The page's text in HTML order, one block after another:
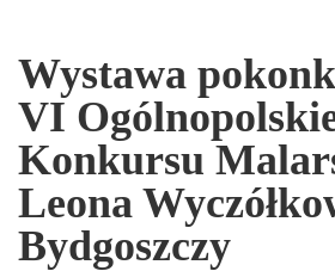
Wystawa
VI
Konkursu
Leona
Bydgoszczy